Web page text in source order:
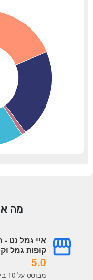
מה
איי גמל נט
קופות גמל
5.0
מבוסס על 10 ביקורות